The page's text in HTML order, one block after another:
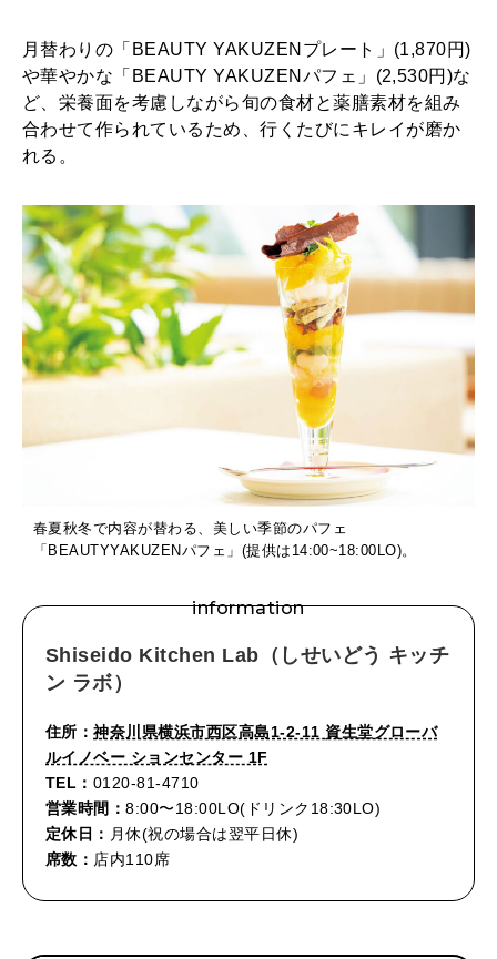
月替わりの「BEAUTY YAKUZENプレート」(1,870円)
や華やかな「BEAUTY YAKUZENパフェ」(2,530円)な
ど、栄養面を考慮しながら旬の食材と薬膳素材を組み
合わせて作られているため、行くたびにキレイが磨か
れる。
春夏秋冬で内容が替わる、美しい季節のパフェ
「BEAUTYYAKUZENパフェ」(提供は14:00~18:00LO)。
information
Shiseido Kitchen Lab（しせいどう キッチ
ン ラボ）
住所：神奈川県横浜市西区高島1-2-11 資生堂グローバ
ルイノベー ションセンター 1F
TEL： 0120-81-4710
営業時間：8:00〜18:00LO(ドリンク18:30LO)
定休日： 月休(祝の場合は翌平日休)
席数： 店内110席